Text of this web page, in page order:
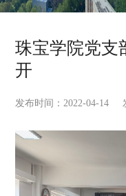
珠宝学院党支
开
发布时间：2022-04-14